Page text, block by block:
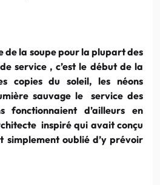
de la soupe pour la plupart des
service , c’est le début de la
copies du soleil, les néons
sauvage le service des
fonctionnaient d’ailleurs en
inspiré qui avait conçu
simplement oublié d’y prévoir